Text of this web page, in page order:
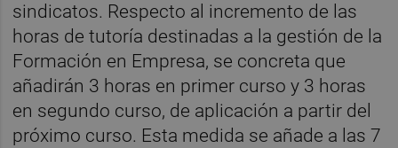
sindicatos. Respecto al incremento de las
horas de tutoría destinadas a la gestión de la
Formación en Empresa, se concreta que
añadirán 3 horas en primer curso y 3 horas
en segundo curso, de aplicación a partir del
próximo curso. Esta medida se añade a las 7